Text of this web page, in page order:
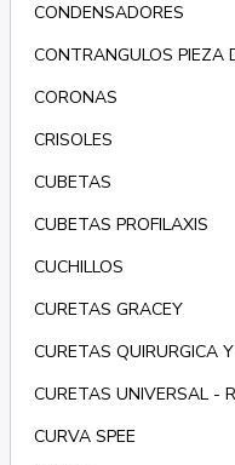
CONDENSADORES
CONTRANGULOS PIEZA
CORONAS
CRISOLES
CUBETAS
CUBETAS PROFILAXIS
CUCHILLOS
CURETAS GRACEY
CURETAS QUIRURGICA
CURETAS UNIVERSAL -
CURVA SPEE